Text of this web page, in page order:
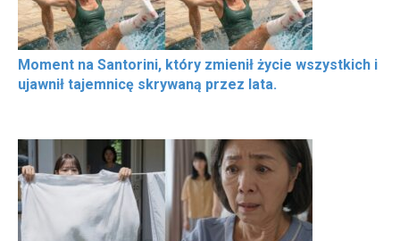
Moment na Santorini, który zmienił życie wszystkich i
ujawnił tajemnicę skrywaną przez lata.